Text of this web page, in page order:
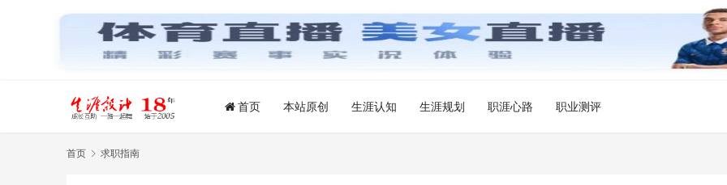
首页 本站原创 生涯认知 生涯规划 职涯心路 职业测评
首页 求职指南